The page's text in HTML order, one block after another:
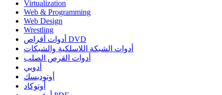
Virtualization
Web & Programming
Web Design
Wrestling
أدوات أقراص DVD
أدوات الشبكة اللاسلكية والشبكات
أدوات القرص الصلب
أدوبي
أوتوديسك
أوتوكاد